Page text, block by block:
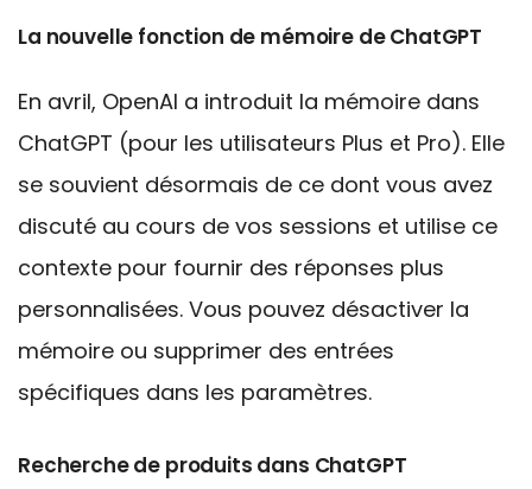
La nouvelle fonction de mémoire de ChatGPT
En avril, OpenAI a introduit la mémoire dans
ChatGPT (pour les utilisateurs Plus et Pro). Elle
se souvient désormais de ce dont vous avez
discuté au cours de vos sessions et utilise ce
contexte pour fournir des réponses plus
personnalisées. Vous pouvez désactiver la
mémoire ou supprimer des entrées
spécifiques dans les paramètres.
Recherche de produits dans ChatGPT